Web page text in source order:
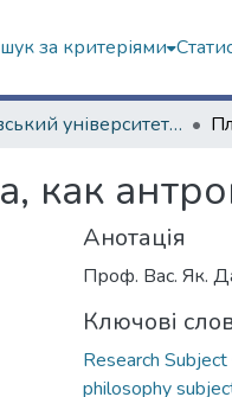
за критеріями
Харківський університет (до 217-річчя)
как
Анотація
Проф. Вас. Як.
Ключові
Research
philosophy